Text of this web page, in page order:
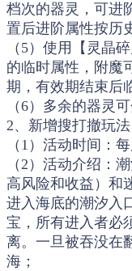
档次的器灵，可进
置后进阶属性按历
（5）使用【灵晶
的临时属性，附魔
期，有效期结束后
（6）多余的器灵
2、新增搜打撤玩法
（1）活动时间：
（2）活动介绍：
高风险和收益）和
进入海底的潮汐入
宝，所有进入者必
离。一旦被吞没在
海；